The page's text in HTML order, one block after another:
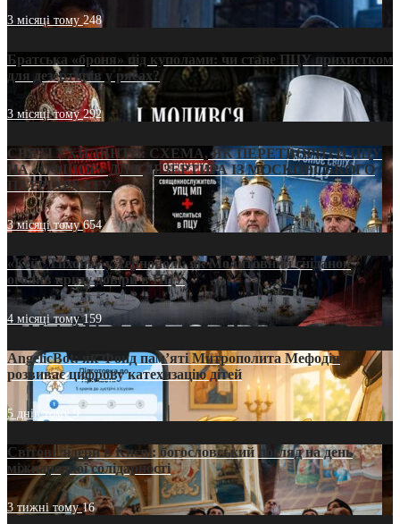
3 місяці тому248
Братська «броня» під куполами: чи стане ПЦУ прихистком
для дезертирів у рясах?
3 місяці тому292
СВЯТІ УХИЛЯНТИ: СХЕМА, ЯК ПЕРЕТВОРИТИ ПЦУ
НА «ОФШОР» ДЛЯ ДЕЗЕРТИРА ІЗ МОСКОВСЬКОГО
ПАТРІАРХАТУ
3 місяці тому654
«Кейс Тихона» у Тернополі: як Молитовний сніданок
оголив кризу довіри в ПЦУ
4 місяці тому159
AngelicBot: як Фонд пам’яті Митрополита Мефодія
розвиває цифрову катехизацію дітей
5 днів тому9
Світові лідери в Києві: богословський погляд на день
міжнародної солідарності
3 тижні тому16